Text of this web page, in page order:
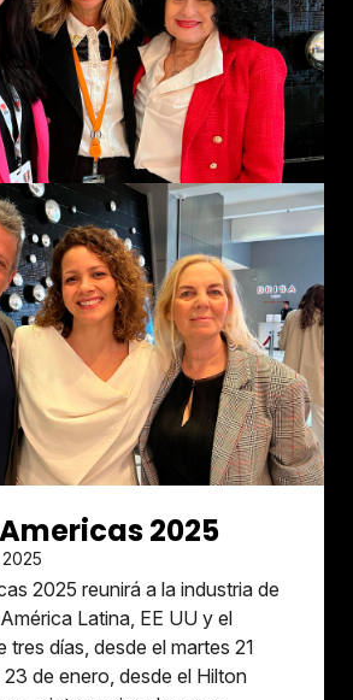
2025
2025 reunirá a la industria de
Latina, EE UU y el
tres días, desde el martes 21
de enero, desde el Hilton